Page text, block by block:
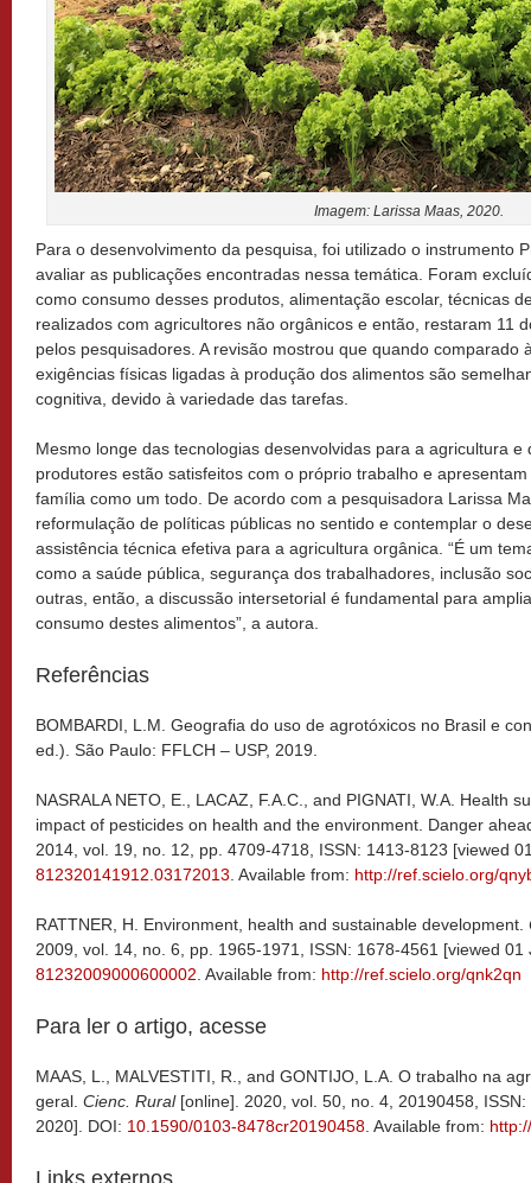
Imagem: Larissa Maas, 2020.
Para o desenvolvimento da pesquisa, foi utilizado o instrumento
avaliar as publicações encontradas nessa temática. Foram
como consumo desses produtos, alimentação escolar, técnicas
realizados com agricultores não orgânicos e então, restaram 11
pelos pesquisadores. A revisão mostrou que quando comparado
exigências físicas ligadas à produção dos alimentos são
cognitiva, devido à variedade das tarefas.
Mesmo longe das tecnologias desenvolvidas para a agricultura e
produtores estão satisfeitos com o próprio trabalho e
família como um todo. De acordo com a pesquisadora Larissa
reformulação de políticas públicas no sentido e contemplar o
assistência técnica efetiva para a agricultura orgânica. “É um
como a saúde pública, segurança dos trabalhadores, inclusão
outras, então, a discussão intersetorial é fundamental para
consumo destes alimentos”, a autora.
Referências
BOMBARDI, L.M. Geografia do uso de agrotóxicos no Brasil e
ed.). São Paulo: FFLCH – USP, 2019.
NASRALA NETO, E., LACAZ, F.A.C., and PIGNATI, W.A. Health
impact of pesticides on health and the environment. Danger
2014, vol. 19, no. 12, pp. 4709-4718, ISSN: 1413-8123 [viewed
812320141912.03172013. Available from: http://ref.scielo.org/
RATTNER, H. Environment, health and sustainable development.
2009, vol. 14, no. 6, pp. 1965-1971, ISSN: 1678-4561 [viewed
81232009000600002. Available from: http://ref.scielo.org/qnk2qn
Para ler o artigo, acesse
MAAS, L., MALVESTITI, R., and GONTIJO, L.A. O trabalho na
geral. Cienc. Rural[online]. 2020, vol. 50, no. 4, 20190458,
2020]. DOI: 10.1590/0103-8478cr20190458. Available from: